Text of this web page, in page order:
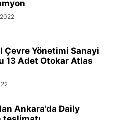
Çevre Yönetimi Sanayi
13 Adet Otokar Atlas
Ankara’da Daily